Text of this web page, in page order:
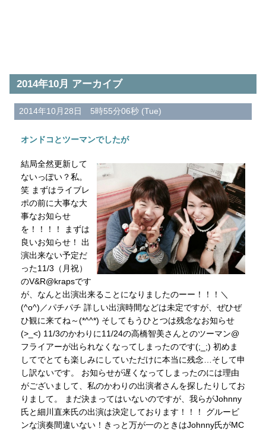
2014年10月 アーカイブ
2014年10月28日 5時55分06秒 (Tue)
オンドコとツーマンでしたが
結局全然更新して
ないっぽい？私。
笑 まずはライブレ
ポの前に大事な大
事なお知らせ
を！！！！ まずは
良いお知らせ！ 出
演出来ない予定だ
った11/3（月祝）
のV&R@krapsです
が、なんと出演出来ることになりましたのーー！！！＼
(^o^)／パチパチ 詳しい出演時間などは未定ですが、ぜひぜ
ひ観に来てね～(*^^*) そしてもうひとつは残念なお知らせ
(>_<) 11/3のかわりに11/24の高橋智美さんとのツーマン@
フライアーが出られなくなってしまったのです(;_;) 初めま
してでとても楽しみにしていただけに本当に残念…そして申
し訳ないです。 お知らせが遅くなってしまったのには理由
がございまして、私のかわりの出演者さんを探したりしてお
りまして。 まだ決まってはいないのですが、我らがJohnny
氏と細川直来氏の出演は決定しております！！！ グルービ
ンな演奏間違いない！きっと万が一のときはJohnny氏がMC